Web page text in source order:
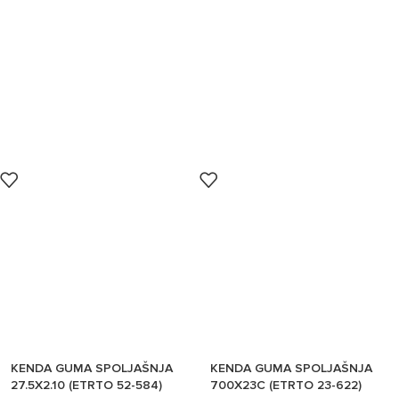
KENDA GUMA SPOLJAŠNJA
27.5X2.10 (ETRTO 52-584)
KENDA GUMA SPOLJAŠNJA
700X23C (ETRTO 23-622)